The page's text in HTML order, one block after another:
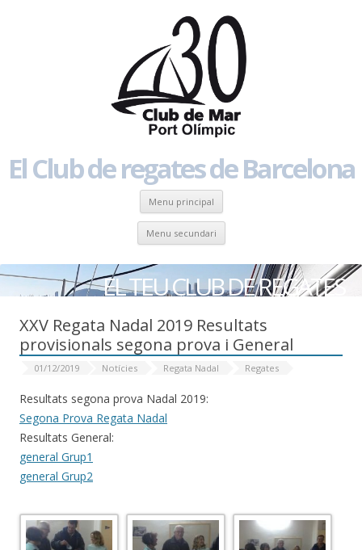
El Club de regates de Barcelona
Menu principal Skip to content
Menu secundari Skip to content
EL TEU CLUB DE REGATES
XXV Regata Nadal 2019 Resultats
provisionals segona prova i General
01/12/2019 Notícies Regata Nadal Regates
Resultats segona prova Nadal 2019:
Segona Prova Regata Nadal
Resultats General:
general Grup1
general Grup2